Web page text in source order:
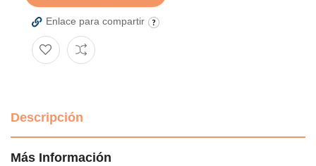
Enlace para compartir
Descripción
Más Información